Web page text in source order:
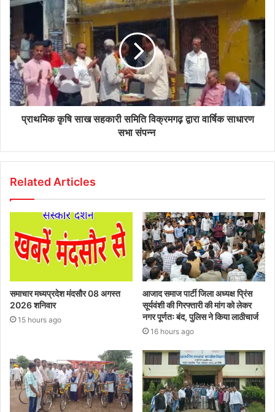
प्राथमिक कृषि साख सहकारी समिति विक्रमगढ़ द्वारा वार्षिक साधारण
सभा संपन्न
Related Articles
समाचार मध्यप्रदेश मंदसौर 08 अगस्त
2026 शनिवार
15 hours ago
आजाद समाज पार्टी जिला अध्यक्ष प्रिंस
सूर्यवंशी की गिरफ्तारी की मांग को लेकर
नगर पूर्णतः बंद, पुलिस ने किया लाठीचार्ज
16 hours ago